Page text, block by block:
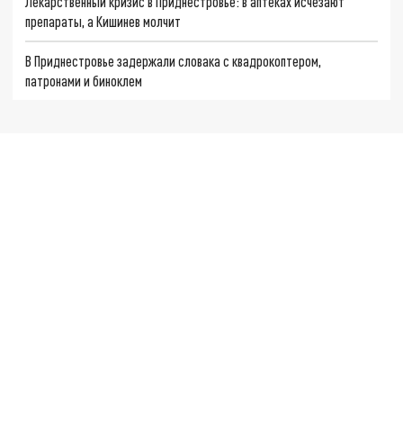
препараты, а Кишинев молчит
В Приднестровье задержали словака с квадрокоптером,
патронами и биноклем